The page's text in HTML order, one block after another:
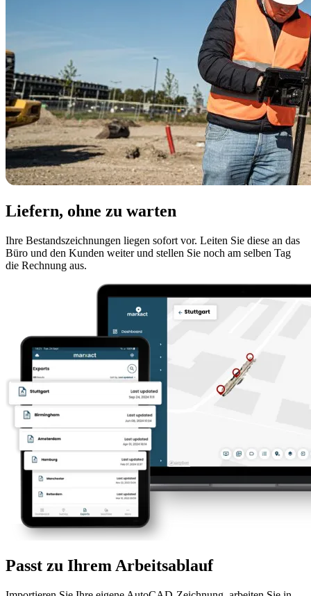
Liefern, ohne zu warten
Ihre Bestandszeichnungen liegen sofort vor. Leiten Sie diese an das
Büro und den Kunden weiter und stellen Sie noch am selben Tag
die Rechnung aus.
Passt zu Ihrem Arbeitsablauf